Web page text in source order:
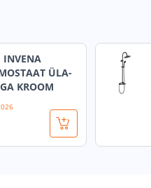
INVENA
ÜLA-
KROOM